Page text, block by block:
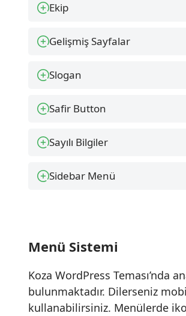
Ekip
Gelişmiş Sayfalar
Slogan
Safir Button
Sayılı Bilgiler
Sidebar Menü
Menü Sistemi
Koza WordPress
bulunmaktadır. Dilerseniz
kullanabilirsiniz. Menülerde